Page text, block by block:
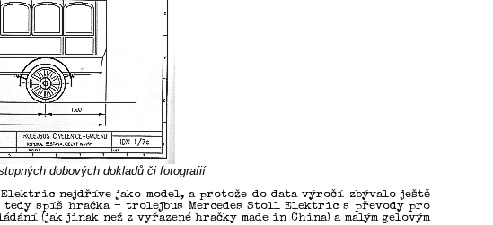
dobových dokladů či fotografií
Elektric nejdříve jako model, a protože do data výročí zbývalo ještě
tedy spíš hračka – trolejbus Mercedes Stoll Elektric s převody pro
(jak jinak než z vyřazené hračky made in China) a malým gelovým